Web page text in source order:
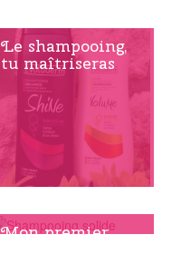
Le shampooing,
tu maîtriseras
Mon premier